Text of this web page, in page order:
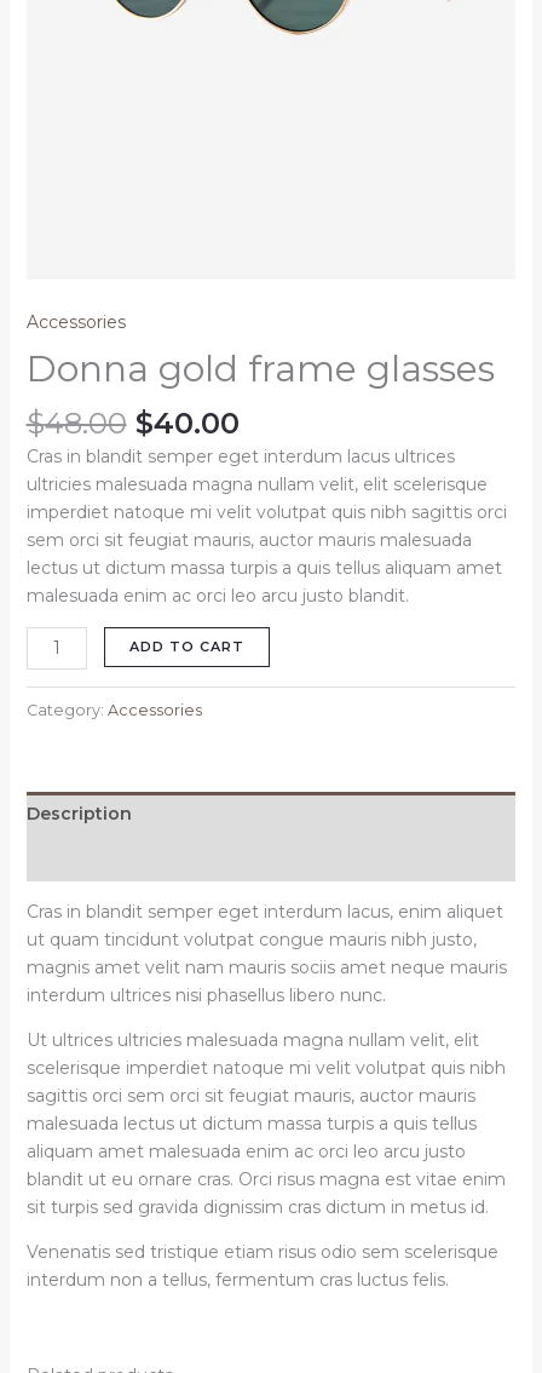
Accessories
Donna gold frame glasses
$48.00 Original
price
was:
$48.00.
$40.00Current
price
is:
$40.00.
Cras in blandit semper eget interdum lacus ultrices
ultricies malesuada magna nullam velit, elit scelerisque
imperdiet natoque mi velit volutpat quis nibh sagittis orci
sem orci sit feugiat mauris, auctor mauris malesuada
lectus ut dictum massa turpis a quis tellus aliquam amet
malesuada enim ac orci leo arcu justo blandit.
Donna
gold
frame
glasses
ADD TO CART
Category: Accessories
Description
Cras in blandit semper eget interdum lacus, enim aliquet
ut quam tincidunt volutpat congue mauris nibh justo,
magnis amet velit nam mauris sociis amet neque mauris
interdum ultrices nisi phasellus libero nunc.
Ut ultrices ultricies malesuada magna nullam velit, elit
scelerisque imperdiet natoque mi velit volutpat quis nibh
sagittis orci sem orci sit feugiat mauris, auctor mauris
malesuada lectus ut dictum massa turpis a quis tellus
aliquam amet malesuada enim ac orci leo arcu justo
blandit ut eu ornare cras. Orci risus magna est vitae enim
sit turpis sed gravida dignissim cras dictum in metus id.
Venenatis sed tristique etiam risus odio sem scelerisque
interdum non a tellus, fermentum cras luctus felis.